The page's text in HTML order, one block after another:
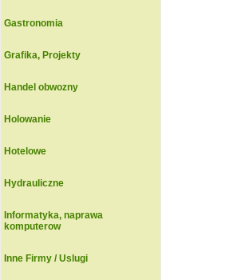
Gastronomia
Grafika, Projekty
Handel obwozny
Holowanie
Hotelowe
Hydrauliczne
Informatyka, naprawa
komputerow
Inne Firmy / Uslugi